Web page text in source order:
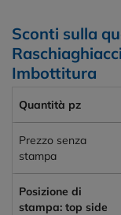
Sconti sulla
Imbottitura
Quantità pz
Prezzo senza
stampa
Posizione di
stampa: top side